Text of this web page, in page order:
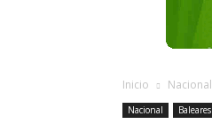
Inicio Nacional
Nacional Baleares